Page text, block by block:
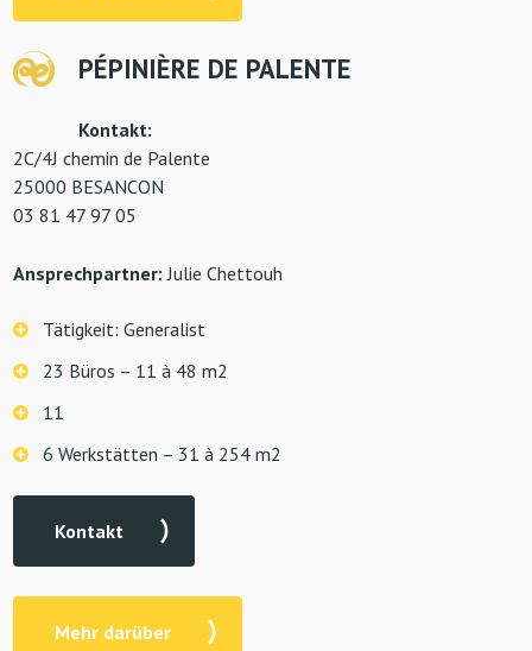
PÉPINIÈRE DE PALENTE
Kontakt:
2C/4J chemin de Palente
25000 BESANCON
03 81 47 97 05
Ansprechpartner:Julie Chettouh
Tätigkeit: Generalist
23 Büros – 11 à 48 m2
11
6 Werkstätten – 31 à 254 m2
Kontakt
Mehr darüber